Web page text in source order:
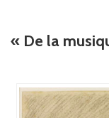
« De la